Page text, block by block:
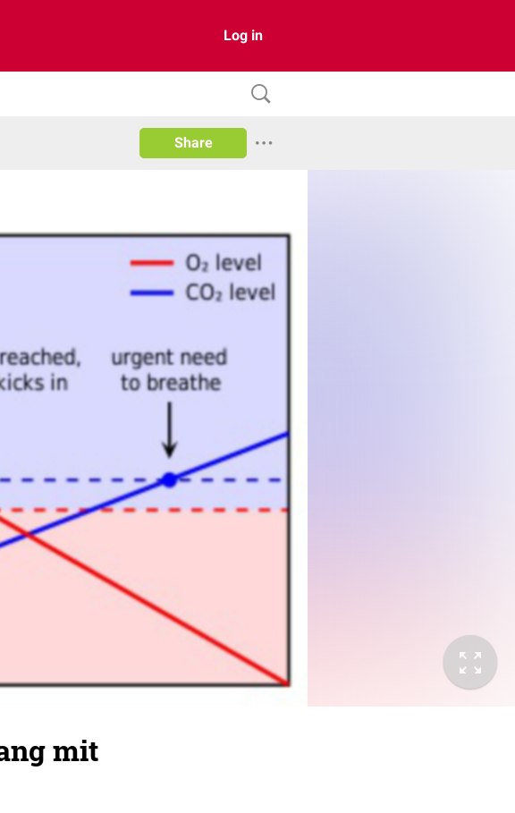
Log in
Share
mit